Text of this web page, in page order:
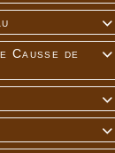


Causse de

